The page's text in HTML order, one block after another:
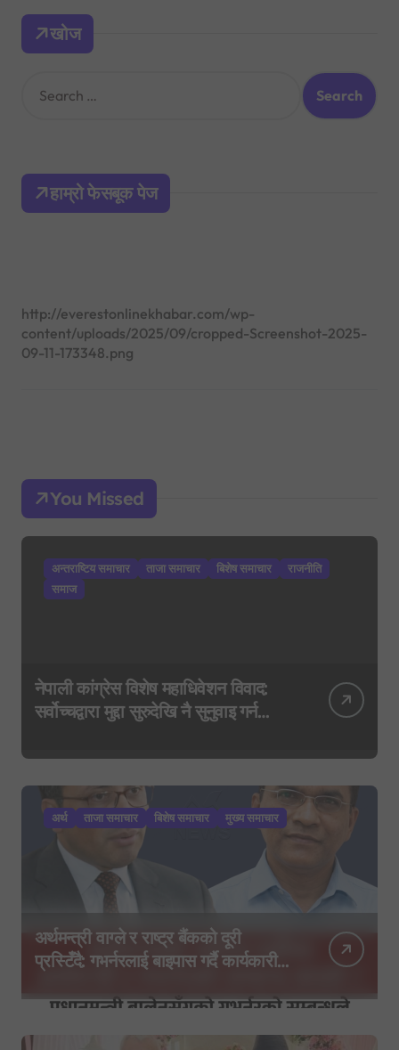
खोज
h
o
हाम्रो फेसबूक पेज
http://everestonlinekhabar.com/wp-
content/uploads/2025/09/cropped-Screenshot-2025-
09-11-173348.png
You Missed
अन्तराष्टिय समाचार ताजा समाचार बिशेष समाचार
राजनीति
समाज
नेपाली कांग्रेस विशेष महाधिवेशन विवाद:
सर्वोच्चद्वारा मुद्दा सुरुदेखि नै सुनुवाइ गर्न
अर्थ ताजा समाचार बिशेष समाचार मुख्य समाचार
अर्थमन्त्री वाग्ले र राष्ट्र बैंकको दूरी
प्रस्टिँदै: गभर्नरलाई बाइपास गर्दै कार्यकारी